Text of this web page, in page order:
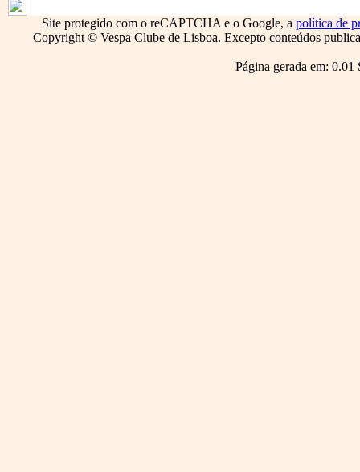
Site protegido com o reCAPTCHA e o Google, a política de
Copyright © Vespa Clube de Lisboa. Excepto conteúdos
Página gerada em: 0.01